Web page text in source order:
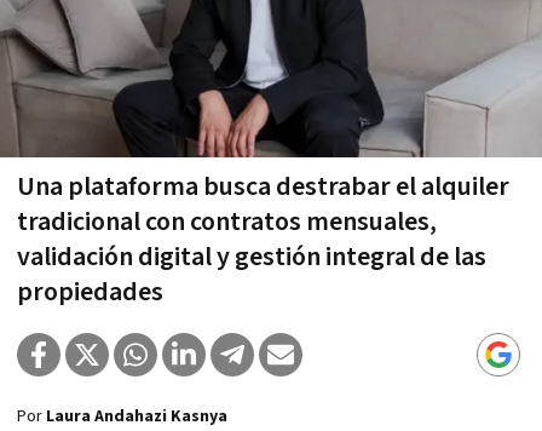
Una plataforma busca destrabar el alquiler
tradicional con contratos mensuales,
validación digital y gestión integral de las
propiedades
Por Laura Andahazi Kasnya